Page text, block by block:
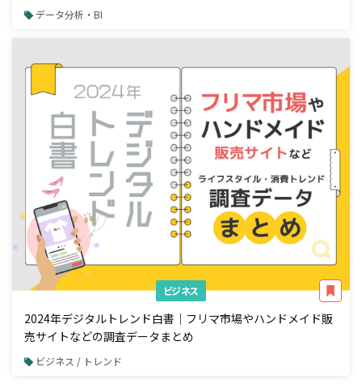
データ分析・BI
ビジネス
2024年デジタルトレンド白書｜フリマ市場やハンドメイド販
売サイトなどの調査データまとめ
ビジネス / トレンド